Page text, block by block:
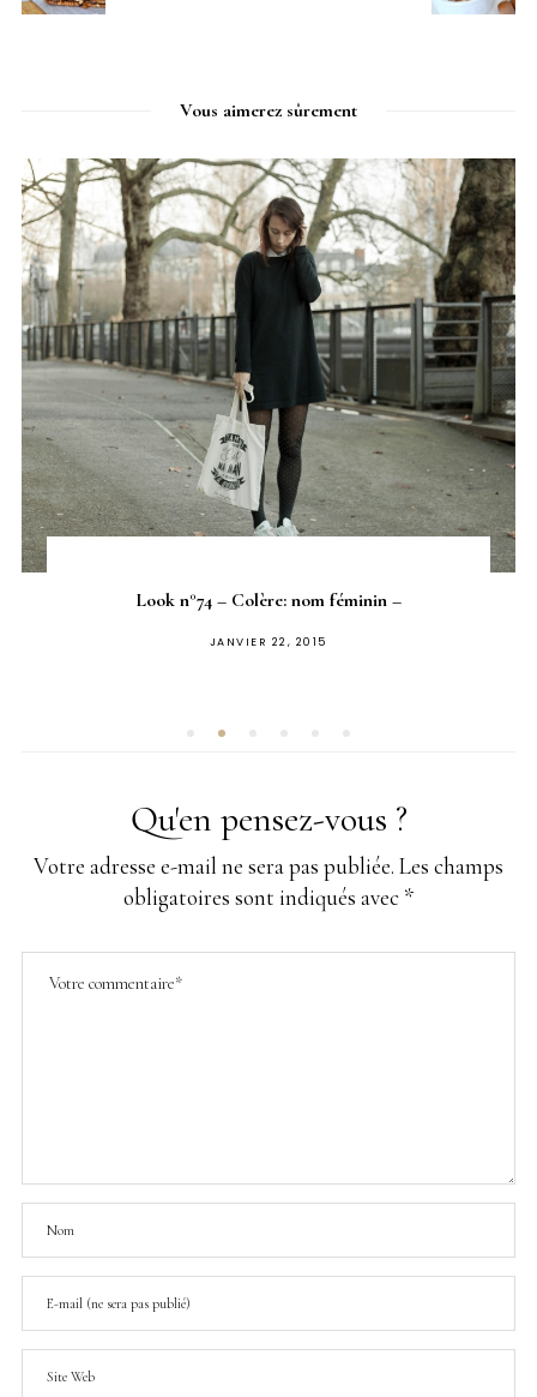
Vous aimerez sûrement
Look n°74 – Colère: nom féminin –
PUBLIÉ
JANVIER 22, 2015
Qu'en pensez-vous ?
Votre adresse e-mail ne sera pas publiée. Les champs
obligatoires sont indiqués avec *